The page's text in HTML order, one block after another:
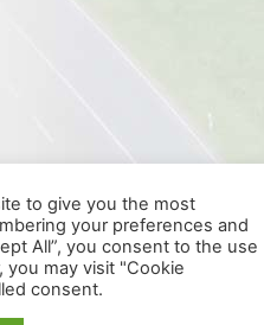
to give you the most
your preferences and
All”, you consent to the use
you may visit "Cookie
consent.